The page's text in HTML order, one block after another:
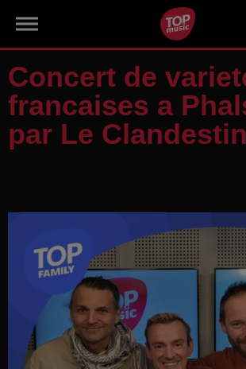
Concert de
francaises a
par Le Clandestin